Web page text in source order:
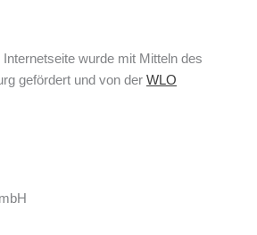
wurde mit Mitteln des
gefördert und von der WLO